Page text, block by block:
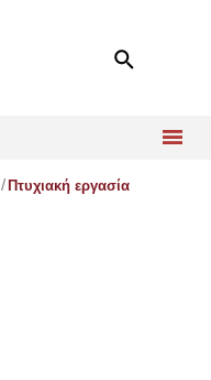
Πτυχιακή εργασία